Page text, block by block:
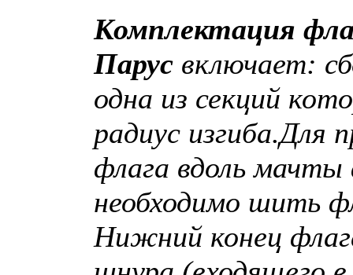
Комплектация
Парус включает:
одна из секций
радиус изгиба.Для
флага вдоль
необходимо шить
Нижний конец